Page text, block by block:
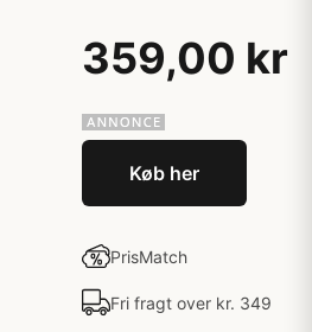
359,00 kr
Køb her
PrisMatch
Fri fragt over kr. 349